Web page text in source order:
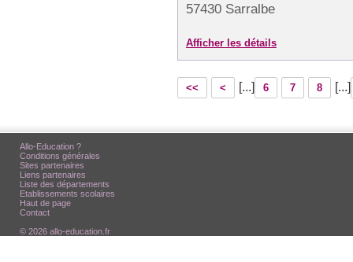
57430 Sarralbe
Afficher les détails
<< < [...] 6 7 8 [...]
Allo-Education ?
Conditions générales
Sites partenaires
Liens partenaires
Liste des départements
Etablissements scolaires
Haut de page
Contact
© 2026 allo-education.fr